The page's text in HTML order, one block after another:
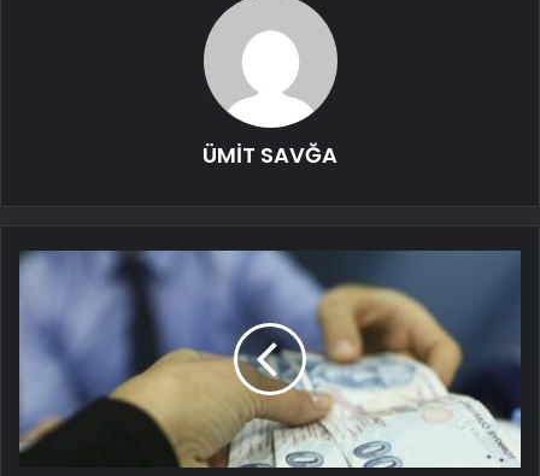
ÜMİT SAVĞA